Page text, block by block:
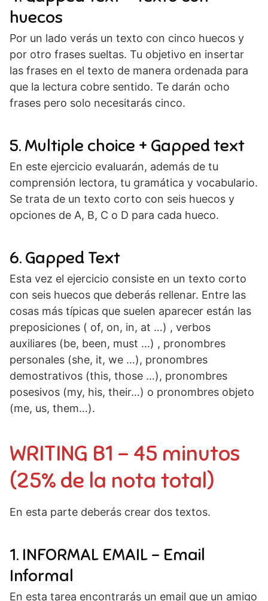
huecos
Por un lado verás un texto con cinco huecos y
por otro frases sueltas. Tu objetivo en insertar
las frases en el texto de manera ordenada para
que la lectura cobre sentido. Te darán ocho
frases pero solo necesitarás cinco.
5. Multiple choice + Gapped text
En este ejercicio evaluarán, además de tu
comprensión lectora, tu gramática y vocabulario.
Se trata de un texto corto con seis huecos y
opciones de A, B, C o D para cada hueco.
6. Gapped Text
Esta vez el ejercicio consiste en un texto corto
con seis huecos que deberás rellenar. Entre las
cosas más típicas que suelen aparecer están las
preposiciones ( of, on, in, at …) , verbos
auxiliares (be, been, must …) , pronombres
personales (she, it, we …), pronombres
demostrativos (this, those …), pronombres
posesivos (my, his, their…) o pronombres objeto
(me, us, them…).
WRITING B1 – 45 minutos
(25% de la nota total)
En esta parte deberás crear dos textos.
1. INFORMAL EMAIL – Email
Informal
En esta tarea encontrarás un email que un amigo